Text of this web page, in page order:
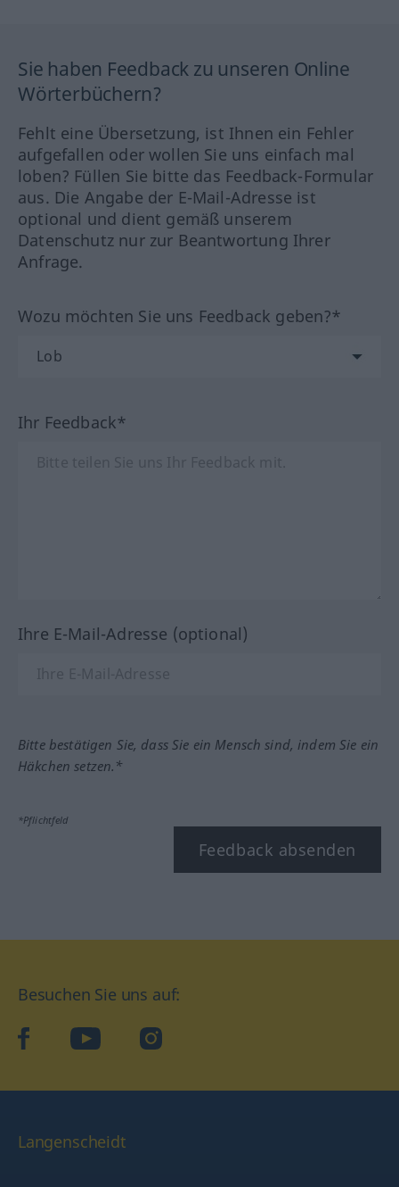
Sie haben Feedback zu unseren Online
Wörterbüchern?
Fehlt eine Übersetzung, ist Ihnen ein Fehler
aufgefallen oder wollen Sie uns einfach mal
loben? Füllen Sie bitte das Feedback-Formular
aus. Die Angabe der E-Mail-Adresse ist
optional und dient gemäß unserem
Datenschutz nur zur Beantwortung Ihrer
Anfrage.
Wozu möchten Sie uns Feedback geben?*
Ihr Feedback*
Ihre E-Mail-Adresse (optional)
Bitte bestätigen Sie, dass Sie ein Mensch sind, indem Sie ein
Häkchen setzen.*
*Pflichtfeld
Feedback absenden
Besuchen Sie uns auf:
facebookYouTube Instagram
Langenscheidt